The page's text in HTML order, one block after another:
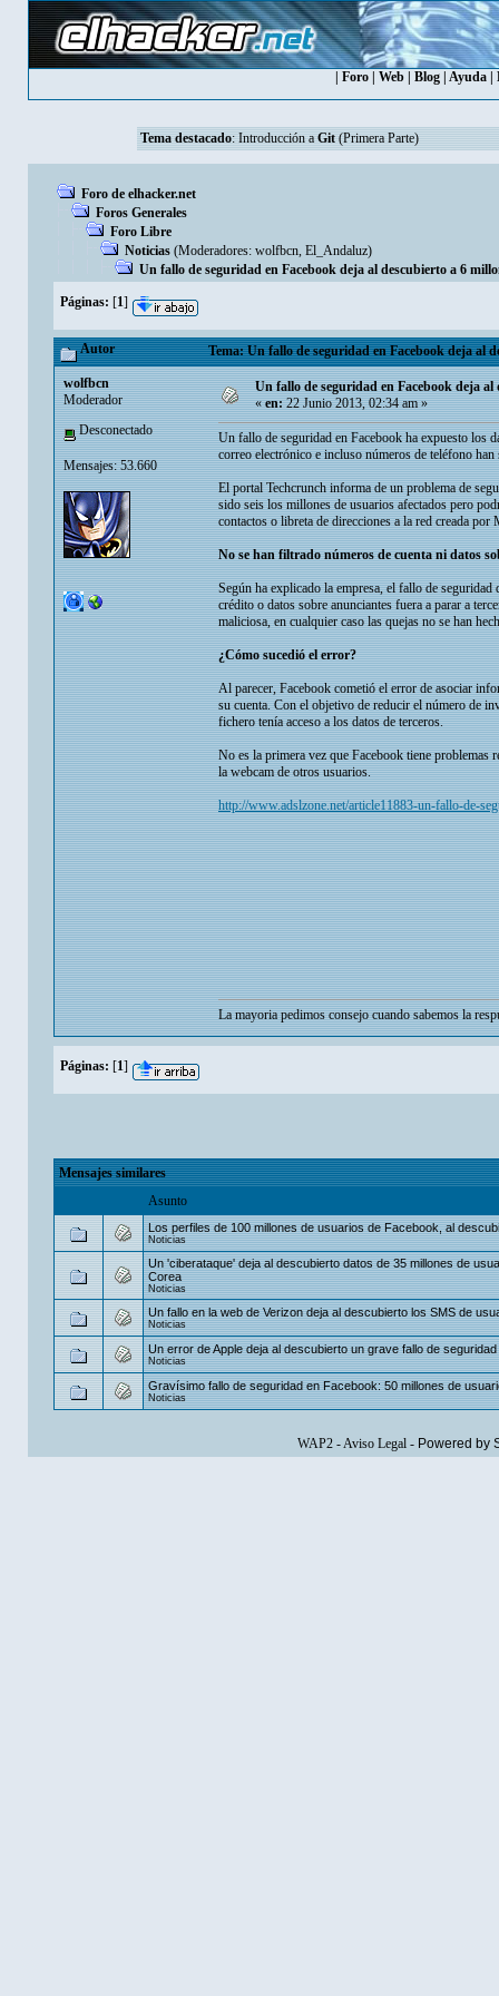
Foro Web Blog Ayuda
Tema destacado: Introducción a Git (Primera Parte)
Foro de elhacker.net
Foros Generales
Foro Libre
Noticias (Moderadores: wolfbcn, El_Andaluz)
Un fallo de seguridad en Facebook deja al descubierto a 6
Páginas: [1]
Autor Tema: Un fallo de seguridad en Facebook deja al
wolfbcn
Moderador
Desconectado
Mensajes: 53.660
Un fallo de seguridad en Facebook deja
«en:22 Junio 2013, 02:34 am »
Un fallo de seguridad en Facebook ha expuesto los
correo electrónico e incluso números de teléfono
El portal Techcrunch informa de un problema de
sido seis los millones de usuarios afectados pero
contactos o libreta de direcciones a la red creada por
No se han filtrado números de cuenta ni datos
Según ha explicado la empresa, el fallo de
crédito o datos sobre anunciantes fuera a parar a
maliciosa, en cualquier caso las quejas no se han
¿Cómo sucedió el error?
Al parecer, Facebook cometió el error de asociar
su cuenta. Con el objetivo de reducir el número de
fichero tenía acceso a los datos de terceros.
No es la primera vez que Facebook tiene problemas
la webcam de otros usuarios.
http://www.adslzone.net/article11883-un-fallo-de-
La mayoria pedimos consejo cuando sabemos la
Páginas: [1]
Mensajes similares
Asunto
Los perfiles de 100 millones de usuarios de Facebook, al
Noticias
Un 'ciberataque' deja al descubierto datos de 35 millones de
Corea
Noticias
Un fallo en la web de Verizon deja al descubierto los SMS de
Noticias
Un error de Apple deja al descubierto un grave fallo de
Noticias
Gravísimo fallo de seguridad en Facebook: 50 millones de
Noticias
WAP2-Aviso Legal- Powered by